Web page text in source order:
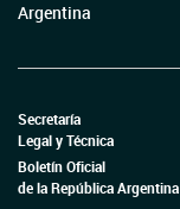
Argentina
Secretaría
Legal y Técnica
Boletín Oficial
de la República Argentina